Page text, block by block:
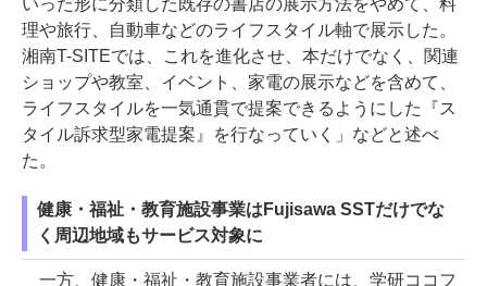
いった形に分類した既存の書店の展示方法をやめて、料
理や旅行、自動車などのライフスタイル軸で展示した。
湘南T-SITEでは、これを進化させ、本だけでなく、関連
ショップや教室、イベント、家電の展示などを含めて、
ライフスタイルを一気通貫で提案できるようにした『ス
タイル訴求型家電提案』を行なっていく」などと述べ
た。
健康・福祉・教育施設事業はFujisawa SSTだけでな
く周辺地域もサービス対象に
一方、健康・福祉・教育施設事業者には、学研ココフ